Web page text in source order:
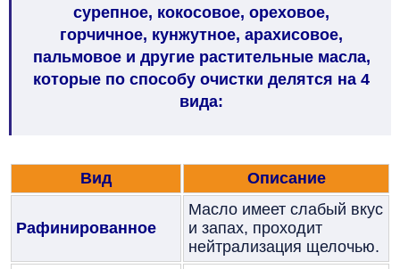
сурепное, кокосовое, ореховое,
горчичное, кунжутное, арахисовое,
пальмовое и другие растительные масла,
которые по способу очистки делятся на 4
вида:
Вид Описание
Рафинированное
Масло имеет слабый вкус
и запах, проходит
нейтрализация щелочью.